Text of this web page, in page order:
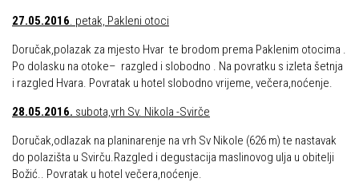
Novosti SVP
Izvješća s izleta SVP
Speleolozi
Skijaši
Pohodi
Noćni pohod na Oštrc
Dragojlinom stazom na Okić
Dan Željezničara na Oštrcu
Putopisi
Put ekspedicionizma
27.05.2016. petak, Pakleni otoci
Doručak,polazak za mjesto Hvar te brodom prema Paklenim otocima .
Po dolasku na otoke– razgled i slobodno . Na povratku s izleta šetnja
i razgled Hvara. Povratak u hotel slobodno vrijeme, večera,noćenje.
28.05.2016. subota,vrh Sv. Nikola -Svirče
Doručak,odlazak na planinarenje na vrh Sv Nikole (626 m) te nastavak
do polazišta u Svirču.Razgled i degustacija maslinovog ulja u obitelji
Božić.. Povratak u hotel večera,noćenje.